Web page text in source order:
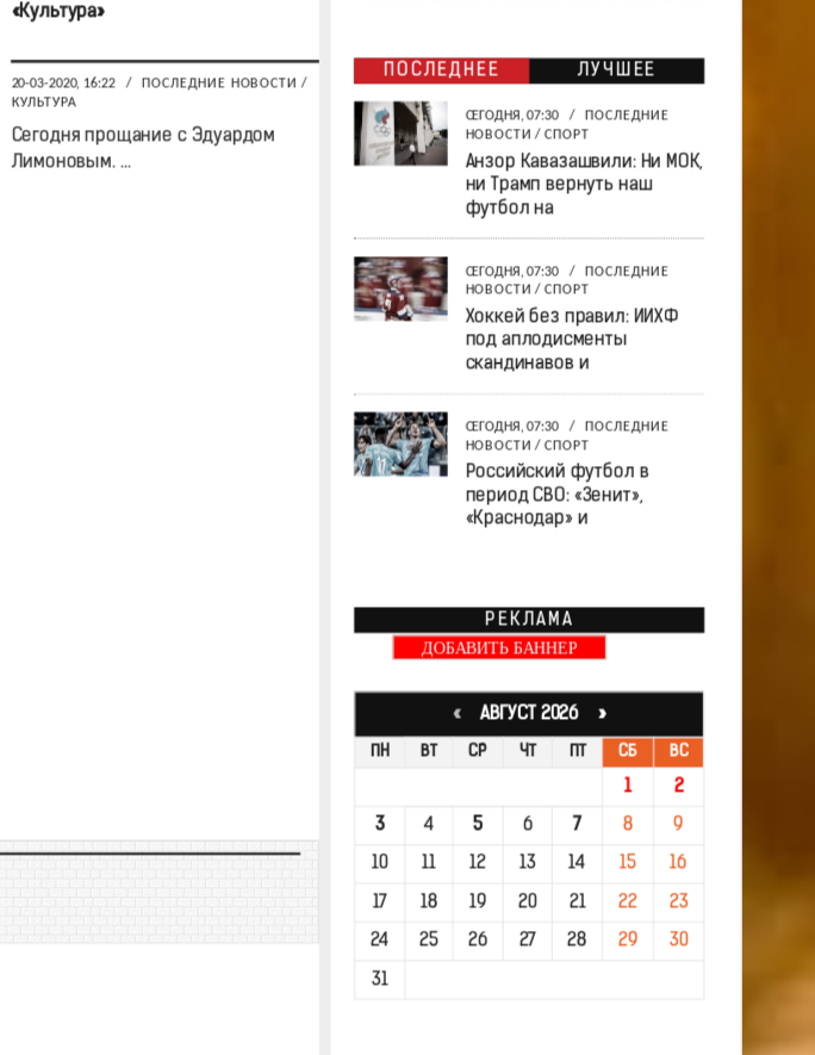
«Культура»
20-03-2020, 16:22 / ПОСЛЕДНИЕ НОВОСТИ /
КУЛЬТУРА
Сегодня прощание с Эдуардом
Лимоновым. ...
ПОСЛЕДНЕЕ ЛУЧШЕЕ
СЕГОДНЯ, 07:30 /
ПОСЛЕДНИЕ
НОВОСТИ / СПОРТ
Анзор Кавазашвили: Ни МОК,
ни Трамп вернуть наш
футбол на
СЕГОДНЯ, 07:30 /
ПОСЛЕДНИЕ
НОВОСТИ / СПОРТ
Хоккей без правил: ИИХФ
под аплодисменты
скандинавов и
СЕГОДНЯ, 07:30 /
ПОСЛЕДНИЕ
НОВОСТИ / СПОРТ
Российский футбол в
период СВО: «Зенит»,
«Краснодар» и
РЕКЛАМА
ДОБАВИТЬ БАННЕР
«АВГУСТ 2026 »
ПН ВТ СР ЧТ ПТ СБ ВС
1 2
3 4 5 6 7 8 9
10 11 12 13 14 15 16
17 18 19 20 21 22 23
24 25 26 27 28 29 30
31